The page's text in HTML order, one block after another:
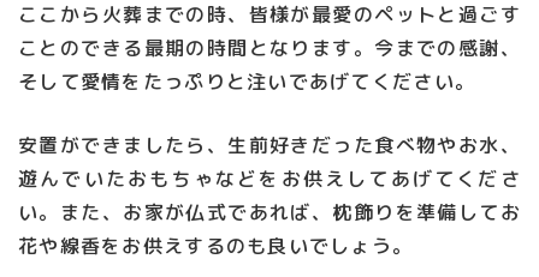
ここから火葬までの時、皆様が最愛のペットと過ごす
ことのできる最期の時間となります。今までの感謝、
そして愛情をたっぷりと注いであげてください。
安置ができましたら、生前好きだった食べ物やお水、
遊んでいたおもちゃなどをお供えしてあげてくださ
い。また、お家が仏式であれば、枕飾りを準備してお
花や線香をお供えするのも良いでしょう。